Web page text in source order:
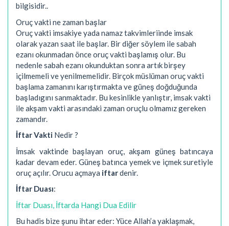
bilgisidir..
Oruç vakti ne zaman başlar
Oruç vakti imsakiye yada namaz takvimleriinde imsak
olarak yazan saat ile başlar. Bir diğer söylem ile sabah
ezanı okunmadan önce oruç vakti başlamış olur. Bu
nedenle sabah ezanı okunduktan sonra artık birşey
içilmemeli ve yenilmemelidir. Birçok müslüman oruç vakti
başlama zamanını karıştırmakta ve güneş doğduğunda
başladıgını sanmaktadır. Bu kesinlikle yanlıştır, imsak vakti
ile akşam vakti arasındaki zaman oruçlu olmamız gereken
zamandır.
İftar Vakti Nedir ?
İmsak vaktinde başlayan oruç, akşam güneş batıncaya
kadar devam eder. Güneş batınca yemek ve içmek suretiyle
oruç açılır. Orucu açmaya iftardenir.
İftar Duası:
İftar Duası, İftarda Hangi Dua Edilir
Bu hadis bize şunu ihtar eder: Yüce Allah’a yaklaşmak,